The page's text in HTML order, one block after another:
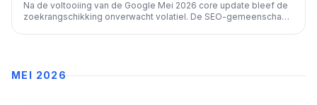
Na de voltooiing van de Google Mei 2026 core update bleef de
zoekrangschikking onverwacht volatiel. De SEO-gemeenschap
MEI 2026